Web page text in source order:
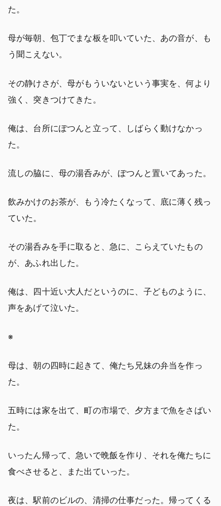
た。
母が毎朝、包丁でまな板を叩いていた、あの音が、も
う聞こえない。
その静けさが、母がもういないという事実を、何より
強く、突きつけてきた。
俺は、台所にぽつんと立って、しばらく動けなかっ
た。
流しの脇に、母の湯呑みが、ぽつんと置いてあった。
飲みかけのお茶が、もう冷たくなって、底に薄く残っ
ていた。
その湯呑みを手に取ると、急に、こらえていたもの
が、あふれ出した。
俺は、四十近い大人だというのに、子どものように、
声をあげて泣いた。
※
母は、朝の四時に起きて、俺たち兄妹の弁当を作っ
た。
五時には家を出て、町の市場で、夕方まで魚をさばい
た。
いったん帰って、急いで晩飯を作り、それを俺たちに
食べさせると、また出ていった。
夜は、駅前のビルの、清掃の仕事だった。帰ってくる